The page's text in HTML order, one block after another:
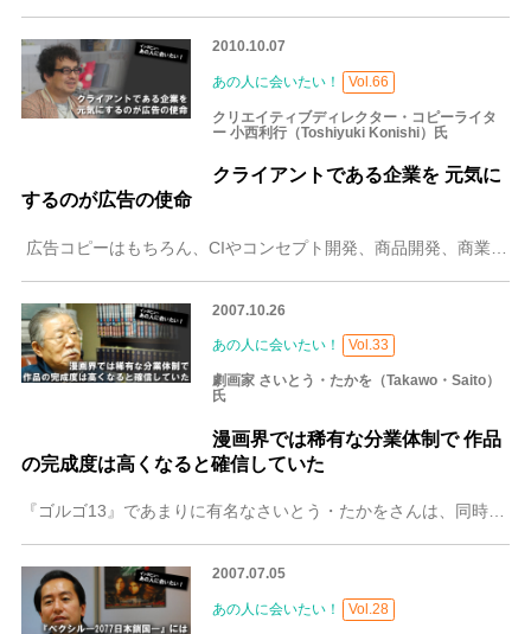
2010.10.07
あの人に会いたい！ Vol.66
クリエイティブディレクター・コピーライタ
ー 小西利行（Toshiyuki Konishi）氏
クライアントである企業を 元気に
するのが広告の使命
2007.10.26
あの人に会いたい！ Vol.33
劇画家 さいとう・たかを（Takawo・Saito）
氏
漫画界では稀有な分業体制で 作品
の完成度は高くなると確信していた
『ゴルゴ13』であまりに有名なさいとう・たかをさんは、同時に、「劇画」というジャンルそのものを作った人と言ってもいい方です。ウルトラ長寿というか、スーパーヒット
2007.07.05
あの人に会いたい！ Vol.28